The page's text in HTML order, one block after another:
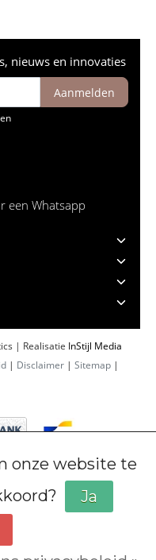
nieuws en innovaties
Aanmelden
een Whatsapp
| Realisatie InStijl Media
| Disclaimer | Sitemap |
onze website te
Ja